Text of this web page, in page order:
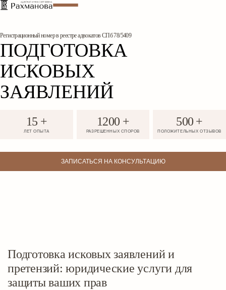
ПОДГОТОВКА
ИСКОВЫХ
ЗАЯВЛЕНИЙ
15 +
ЛЕТ ОПЫТА
1200 +
РАЗРЕШЕННЫХ СПОРОВ
500 +
ПОЛОЖИТЕЛЬНЫХ ОТЗЫВОВ
Регистрационный номерв реестре адвокатов СПб 78/5409
ЗАПИСАТЬСЯ НА КОНСУЛЬТАЦИЮ
Подготовка исковых заявлений и
претензий: юридические услуги для
защиты ваших прав